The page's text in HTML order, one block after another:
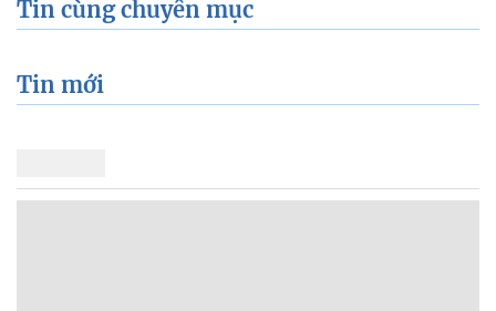
Tin cùng chuyên mục
Tin mới